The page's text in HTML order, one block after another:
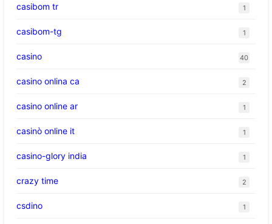
casibom tr 1
casibom-tg 1
casino 40
casino onlina ca 2
casino online ar 1
casinò online it 1
casino-glory india 1
crazy time 2
csdino 1